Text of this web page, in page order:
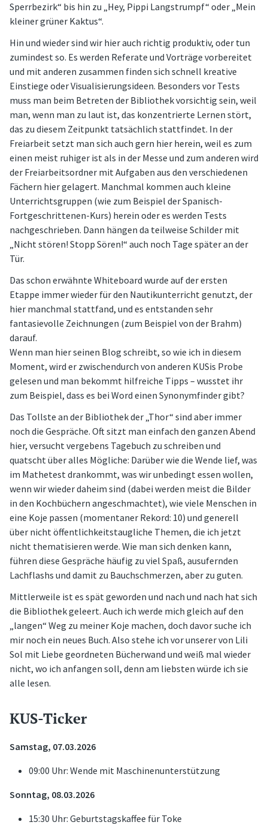
Sperrbezirk“ bis hin zu „Hey, Pippi Langstrumpf“ oder „Mein
kleiner grüner Kaktus“.
Hin und wieder sind wir hier auch richtig produktiv, oder tun
zumindest so. Es werden Referate und Vorträge vorbereitet
und mit anderen zusammen finden sich schnell kreative
Einstiege oder Visualisierungsideen. Besonders vor Tests
muss man beim Betreten der Bibliothek vorsichtig sein, weil
man, wenn man zu laut ist, das konzentrierte Lernen stört,
das zu diesem Zeitpunkt tatsächlich stattfindet. In der
Freiarbeit setzt man sich auch gern hier herein, weil es zum
einen meist ruhiger ist als in der Messe und zum anderen wird
der Freiarbeitsordner mit Aufgaben aus den verschiedenen
Fächern hier gelagert. Manchmal kommen auch kleine
Unterrichtsgruppen (wie zum Beispiel der Spanisch-
Fortgeschrittenen-Kurs) herein oder es werden Tests
nachgeschrieben. Dann hängen da teilweise Schilder mit
„Nicht stören! Stopp Sören!“ auch noch Tage später an der
Tür.
Das schon erwähnte Whiteboard wurde auf der ersten
Etappe immer wieder für den Nautikunterricht genutzt, der
hier manchmal stattfand, und es entstanden sehr
fantasievolle Zeichnungen (zum Beispiel von der Brahm)
darauf.
Wenn man hier seinen Blog schreibt, so wie ich in diesem
Moment, wird er zwischendurch von anderen KUSis Probe
gelesen und man bekommt hilfreiche Tipps – wusstet ihr
zum Beispiel, dass es bei Word einen Synonymfinder gibt?
Das Tollste an der Bibliothek der „Thor“ sind aber immer
noch die Gespräche. Oft sitzt man einfach den ganzen Abend
hier, versucht vergebens Tagebuch zu schreiben und
quatscht über alles Mögliche: Darüber wie die Wende lief, was
im Mathetest drankommt, was wir unbedingt essen wollen,
wenn wir wieder daheim sind (dabei werden meist die Bilder
in den Kochbüchern angeschmachtet), wie viele Menschen in
eine Koje passen (momentaner Rekord: 10) und generell
über nicht öffentlichkeitstaugliche Themen, die ich jetzt
nicht thematisieren werde. Wie man sich denken kann,
führen diese Gespräche häufig zu viel Spaß, ausufernden
Lachflashs und damit zu Bauchschmerzen, aber zu guten.
Mittlerweile ist es spät geworden und nach und nach hat sich
die Bibliothek geleert. Auch ich werde mich gleich auf den
„langen“ Weg zu meiner Koje machen, doch davor suche ich
mir noch ein neues Buch. Also stehe ich vor unserer von Lili
Sol mit Liebe geordneten Bücherwand und weiß mal wieder
nicht, wo ich anfangen soll, denn am liebsten würde ich sie
alle lesen.
KUS-Ticker
Samstag, 07.03.2026
09:00 Uhr: Wende mit Maschinenunterstützung
Sonntag, 08.03.2026
15:30 Uhr: Geburtstagskaffee für Toke